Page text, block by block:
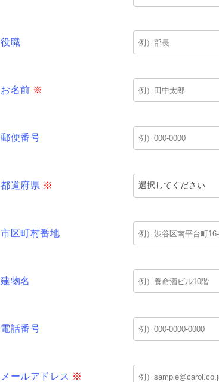
役職
お名前 ※
郵便番号
都道府県 ※
市区町村番地
建物名
電話番号
メールアドレス ※